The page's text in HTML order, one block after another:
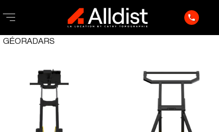
phone
GÉORADARS